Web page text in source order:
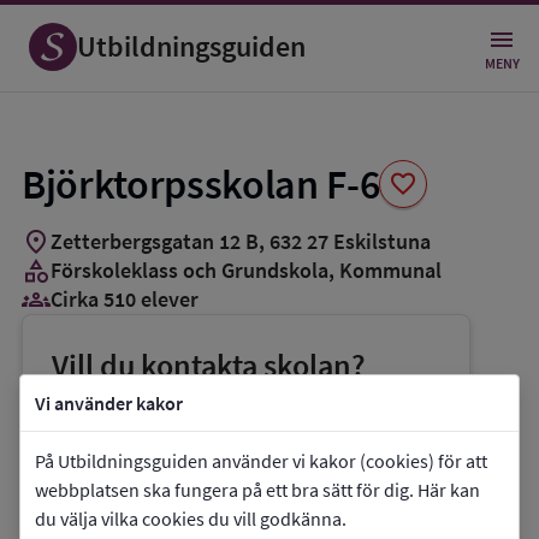
Vi använder kakor
På Utbildningsguiden använder vi kakor (cookies) för att
webbplatsen ska fungera på ett bra sätt för dig. Här kan
du välja vilka cookies du vill godkänna.
Utbildningsguiden MENY
Björktorpsskolan F-6 favorite
Spara
som
favorit
location_onZetterbergsgatan 12 B, 63227 Eskilstuna
categoryFörskoleklass och Grundskola, Kommunal
groups_3Cirka 510 elever
Vill du kontakta skolan?
phoneTelefon:016-7101873
E-post: bjorktorpsskolan@eskilstuna.se
link Webbplats:Björktorpsskolan F-6